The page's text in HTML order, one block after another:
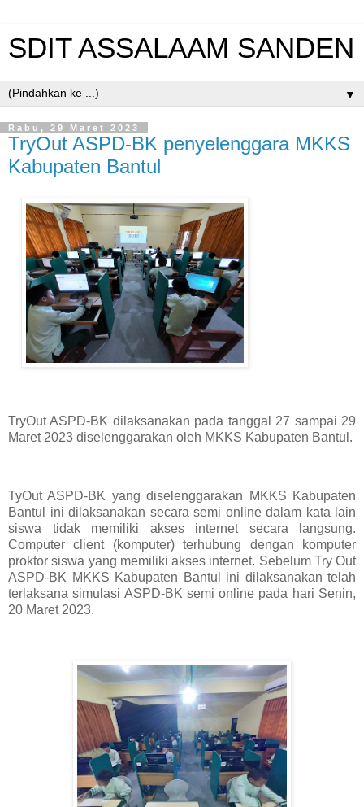
SDIT ASSALAAM SANDEN
▼
Rabu, 29 Maret 2023
TryOut ASPD-BK penyelenggara MKKS
Kabupaten Bantul
TryOut ASPD-BK dilaksanakan pada tanggal 27 sampai 29
Maret 2023 diselenggarakan oleh MKKS Kabupaten Bantul.
TyOut ASPD-BK yang diselenggarakan MKKS Kabupaten
Bantul ini dilaksanakan secara semi online dalam kata lain
siswa tidak memiliki akses internet secara langsung.
Computer client (komputer) terhubung dengan komputer
proktor siswa yang memiliki akses internet. Sebelum Try Out
ASPD-BK MKKS Kabupaten Bantul ini dilaksanakan telah
terlaksana simulasi ASPD-BK semi online pada hari Senin,
20 Maret 2023.